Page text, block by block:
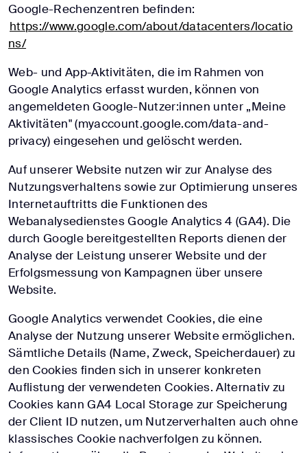
Google-Rechenzentren befinden:
https://www.google.com/about/datacenters/locatio
ns/
Web- und App-Aktivitäten, die im Rahmen von
Google Analytics erfasst wurden, können von
angemeldeten Google-Nutzer:innen unter „Meine
Aktivitäten" (myaccount.google.com/data-and-
privacy) eingesehen und gelöscht werden.
Auf unserer Website nutzen wir zur Analyse des
Nutzungsverhaltens sowie zur Optimierung unseres
Internetauftritts die Funktionen des
Webanalysedienstes Google Analytics 4 (GA4). Die
durch Google bereitgestellten Reports dienen der
Analyse der Leistung unserer Website und der
Erfolgsmessung von Kampagnen über unsere
Website.
Google Analytics verwendet Cookies, die eine
Analyse der Nutzung unserer Website ermöglichen.
Sämtliche Details (Name, Zweck, Speicherdauer) zu
den Cookies finden sich in unserer konkreten
Auflistung der verwendeten Cookies. Alternativ zu
Cookies kann GA4 Local Storage zur Speicherung
der Client ID nutzen, um Nutzerverhalten auch ohne
klassisches Cookie nachverfolgen zu können.